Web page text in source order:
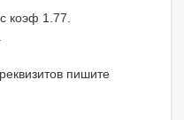
коэф 1.77.
пишите